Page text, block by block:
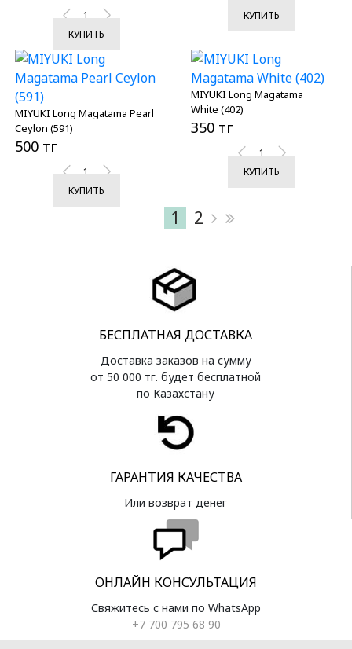
КУПИТЬ
КУПИТЬ
MIYUKI Long Magatama Pearl
Ceylon (591)
500 тг
КУПИТЬ
MIYUKI Long Magatama
White (402)
350 тг
КУПИТЬ
1 2
БЕСПЛАТНАЯ ДОСТАВКА
Доставка заказов на сумму
от 50 000 тг. будет бесплатной
по Казахстану
ГАРАНТИЯ КАЧЕСТВА
Или возврат денег
ОНЛАЙН КОНСУЛЬТАЦИЯ
Свяжитесь с нами по WhatsApp
+7 700 795 68 90